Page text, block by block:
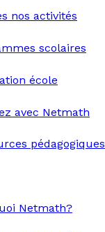
nos activités
scolaires
école
avec Netmath
pédagogiques
Netmath?